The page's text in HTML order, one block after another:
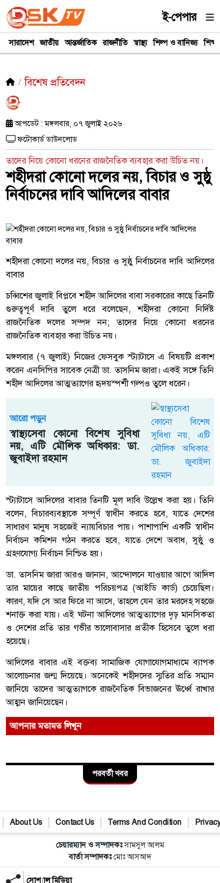
ই-পেপার
সারাদেশ জাতীয় আন্তর্জাতিক রাজনীতি স্বাস্থ্য শিল্প ও বানিজ্য শিক্ষা
বিশেষ প্রতিবেদন
আপডেট : মঙ্গলবার, ০৭ জুলাই ২০২৬
ফটোকার্ড ডাউনলোড
তাদের নিয়ে কোনো ধরনের রাজনৈতিক ব্যবহার করা উচিত নয়।
শহীদরা কোনো দলের নয়, বিচার ও সুষ্ঠু
নির্বাচনের দাবি আদিলের বাবার
শহীদরা কোনো দলের নয়, বিচার ও সুষ্ঠু নির্বাচনের দাবি আদিলের
বাবার
চব্বিশের জুলাই বিপ্লবে শহীদ আদিলের বাবা সরকারের কাছে তিনটি
গুরুত্বপূর্ণ দাবি তুলে ধরে বলেছেন, শহীদরা কোনো নির্দিষ্ট
রাজনৈতিক দলের সম্পদ নন; তাদের নিয়ে কোনো ধরনের
রাজনৈতিক ব্যবহার করা উচিত নয়।
মঙ্গলবার (৭ জুলাই) নিজের ফেসবুক স্ট্যাটাসে এ বিষয়টি প্রকাশ
করেন এনসিপির সাবেক নেত্রী ডা. তাসনিম জারা। একই সঙ্গে তিনি
শহীদ আদিলের আত্মত্যাগের হৃদয়স্পর্শী গল্পও তুলে ধরেন।
আরো পড়ুন
স্বাস্থ্যসেবা কোনো বিশেষ সুবিধা
নয়, এটি মৌলিক অধিকার: ডা.
জুবাইদা রহমান
স্ট্যাটাসে আদিলের বাবার তিনটি মূল দাবি উল্লেখ করা হয়। তিনি
বলেন, বিচারব্যবস্থাকে সম্পূর্ণ স্বাধীন করতে হবে, যাতে দেশের
সাধারণ মানুষ সহজেই ন্যায়বিচার পায়। পাশাপাশি একটি স্বাধীন
নির্বাচন কমিশন গঠন করতে হবে, যাতে দেশে অবাধ, সুষ্ঠু ও
গ্রহণযোগ্য নির্বাচন নিশ্চিত হয়।
ডা. তাসনিম জারা আরও জানান, আন্দোলনে যাওয়ার আগে আদিল
তার মায়ের কাছে জাতীয় পরিচয়পত্র (আইডি কার্ড) চেয়েছিল।
কারণ, যদি সে আর ফিরে না আসে, তাহলে যেন তার মরদেহ সহজে
শনাক্ত করা যায়। এই ঘটনা আদিলের আত্মত্যাগের দৃঢ় মানসিকতা
ও দেশের প্রতি তার গভীর ভালোবাসার প্রতীক হিসেবে তুলে ধরা
হয়েছে।
আদিলের বাবার এই বক্তব্য সামাজিক যোগাযোগমাধ্যমে ব্যাপক
আলোচনার জন্ম দিয়েছে। অনেকেই শহীদদের স্মৃতির প্রতি সম্মান
জানিয়ে তাদের আত্মত্যাগকে রাজনৈতিক বিভাজনের ঊর্ধ্বে রাখার
আহ্বান জানিয়েছেন।
আপনার মতামত লিখুন
পরবর্তী খবর
About Us Contact Us Terms And Condition
চেয়ারম্যান ও সম্পাদকঃসামসুল আলম
বার্তা সম্পাদকঃমোঃ আসআদ
সোশ্যাল মিডিয়া